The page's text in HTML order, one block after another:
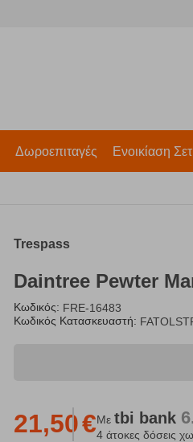
Δωροεπιταγές Ενοικίαση
Trespass
Daintree Pewter
Κωδικός: FRE-16483
Κωδικός Κατασκευαστή:
21,50€Μεtbi bank
4 άτοκες δόσεις